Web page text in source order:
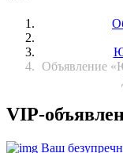
Объявление
VIP-
Ваш